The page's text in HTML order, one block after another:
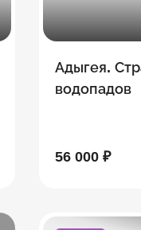
Адыгея.
водопадов
56 000 ₽